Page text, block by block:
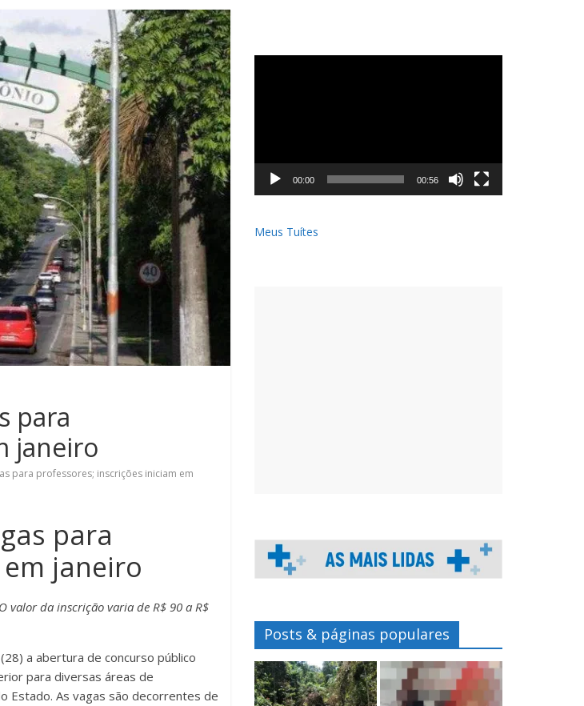
para
janeiro
para professores; inscrições iniciam em
para
janeiro
valor da inscrição varia de R$ 90 a R$
a abertura de concurso público
para diversas áreas de
Estado. As vagas são decorrentes de
00:00 00:56
Meus Tuítes
Posts & páginas populares